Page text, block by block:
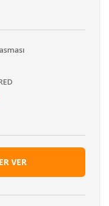
VER